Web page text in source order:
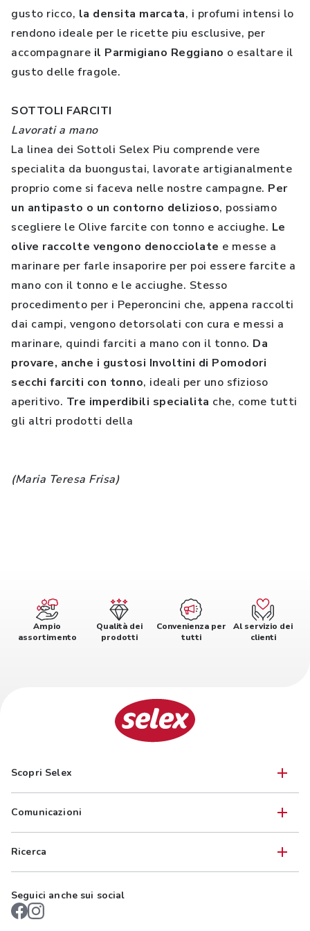
gusto ricco, la densita marcata, i profumi intensi lo
rendono ideale per le ricette piu esclusive, per
accompagnare il Parmigiano Reggiano o esaltare il
gusto delle fragole.
SOTTOLI FARCITI
Lavorati a mano
La linea dei Sottoli Selex Piu comprende vere
specialita da buongustai, lavorate artigianalmente
proprio come si faceva nelle nostre campagne. Per
un antipasto o un contorno delizioso, possiamo
scegliere le Olive farcite con tonno e acciughe. Le
olive raccolte vengono denocciolate e messe a
marinare per farle insaporire per poi essere farcite a
mano con il tonno e le acciughe. Stesso
procedimento per i Peperoncini che, appena raccolti
dai campi, vengono detorsolati con cura e messi a
marinare, quindi farciti a mano con il tonno. Da
provare, anche i gustosi Involtini di Pomodori
secchi farciti con tonno, ideali per uno sfizioso
aperitivo. Tre imperdibili specialita che, come tutti
gli altri prodotti della
(Maria Teresa Frisa)
Ampio
assortimento
Qualità dei
prodotti
Convenienza per
tutti
Al servizio dei
clienti
Scopri Selex
Comunicazioni
Ricerca
Seguici anche sui social